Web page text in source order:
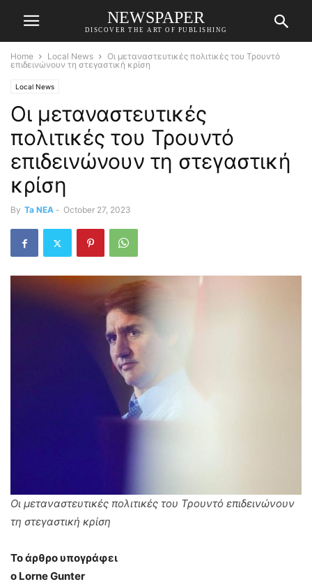
NEWSPAPER
DISCOVER THE ART OF PUBLISHING
Home Local News
Οι μεταναστευτικές πολιτικές του Τρουντό
επιδεινώνουν τη στεγαστική κρίση
Local News
Οι μεταναστευτικές
πολιτικές του Τρουντό
επιδεινώνουν τη στεγαστική
κρίση
By Ta NEA - October 27, 2023
Οι μεταναστευτικές πολιτικές του Τρουντό επιδεινώνουν
τη στεγαστική κρίση
Το άρθρο υπογράφει
ο Lorne Gunter